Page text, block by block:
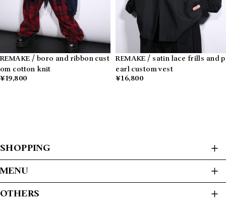
REMAKE / boro and ribbon cust
om cotton knit
¥19,800
REMAKE / satin lace frills and p
earl custom vest
¥16,800
SHOPPING
ALL ITEMS
JACKET / BLOUSON
MENU
HOME
OTHERS